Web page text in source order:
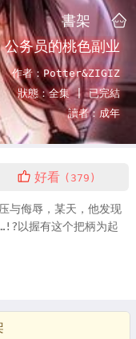
書架
公务员的桃色副业
作者： Potter&ZIGIZ
狀態：全集 |已完結
讀者： 成年
好看 (379)
与侮辱，某天，他发现
以握有这个把柄为起